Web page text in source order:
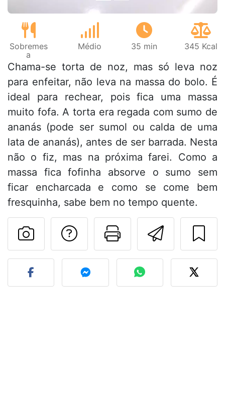
Sobremes
a
Médio 35 min 345 Kcal
Chama-se torta de noz, mas só leva noz
para enfeitar, não leva na massa do bolo. É
ideal para rechear, pois fica uma massa
muito fofa. A torta era regada com sumo de
ananás (pode ser sumol ou calda de uma
lata de ananás), antes de ser barrada. Nesta
não o fiz, mas na próxima farei. Como a
massa fica fofinha absorve o sumo sem
ficar encharcada e como se come bem
fresquinha, sabe bem no tempo quente.
Imprima
Falar com o autor
Fez esta receita?